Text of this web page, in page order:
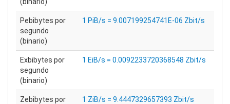
Pebibytes por
segundo
(binario)
1 PiB/s = 9.007199254741E-06 Zbit/s
Exbibytes por
segundo
(binario)
1 EiB/s = 0.0092233720368548 Zbit/s
Zebibytes por
1 ZiB/s = 9.4447329657393 Zbit/s